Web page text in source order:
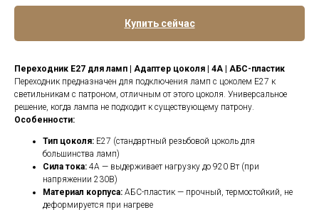
Купить сейчас
Переходник E27 для ламп | Адаптер цоколя | 4А | АБС-пластик
Переходник предназначен для подключения ламп с цоколем E27 к
светильникам с патроном, отличным от этого цоколя. Универсальное
решение, когда лампа не подходит к существующему патрону.
Особенности:
Тип цоколя: E27 (стандартный резьбовой цоколь для
большинства ламп)
Сила тока: 4А — выдерживает нагрузку до 920 Вт (при
напряжении 230В)
Материал корпуса: АБС-пластик — прочный, термостойкий, не
деформируется при нагреве